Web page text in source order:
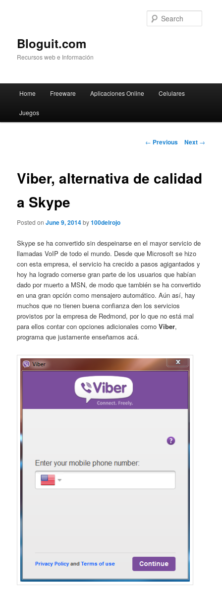
Bloguit.com
Recursos web e Información
Skip
to
Home Freeware Aplicaciones Online Celulares
Juegos
Post
← Previous Next →
Viber, alternativa de calidad
a Skype
Posted onJune 9, 2014by100delrojo
Skype se ha convertido sin despeinarse en el mayor servicio de
llamadas VoIP de todo el mundo. Desde que Microsoft se hizo
con esta empresa, el servicio ha crecido a pasos agigantados y
hoy ha logrado comerse gran parte de los usuarios que habían
dado por muerto a MSN, de modo que también se ha convertido
en una gran opción como mensajero automático. Aún así, hay
muchos que no tienen buena confianza den los servicios
provistos por la empresa de Redmond, por lo que no está mal
para ellos contar con opciones adicionales comoViber,
programa que justamente enseñamos acá.